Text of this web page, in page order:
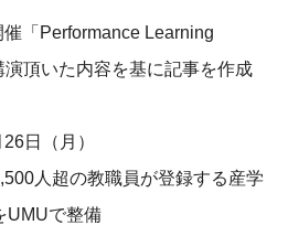
「Performance Learning
頂いた内容を基に記事を作成
日（月）
人超の教職員が登録する産学
UMUで整備